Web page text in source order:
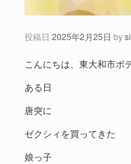
投稿日 2025年2月25日 by
こんにちは、東大和市ボ
ある日
唐突に
ゼクシィを買ってきた
娘っ子